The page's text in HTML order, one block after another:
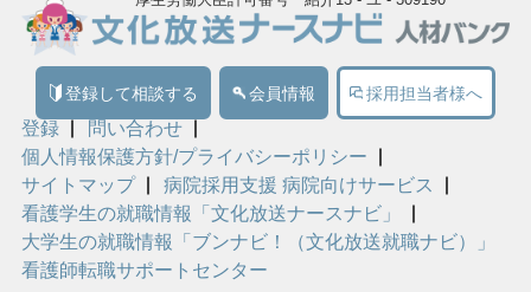
登録して相談する 会員情報 採用担当者様へ
登録
問い合わせ
個人情報保護方針/プライバシーポリシー
サイトマップ
病院採用支援 病院向けサービス
看護学生の就職情報「文化放送ナースナビ」
大学生の就職情報「ブンナビ！（文化放送就職ナビ）」
看護師転職サポートセンター